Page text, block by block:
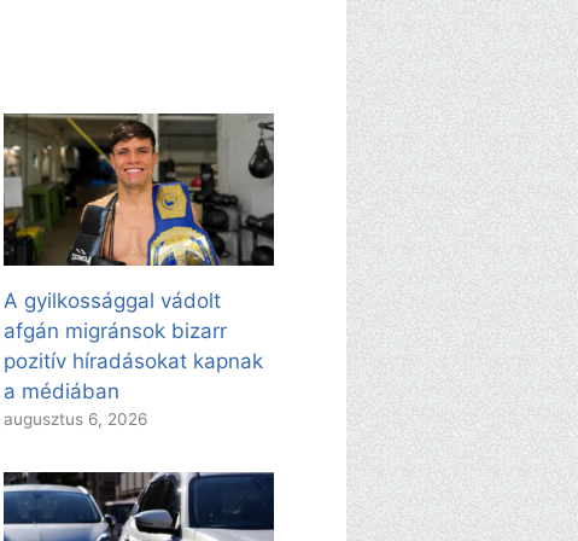
A gyilkossággal vádolt
afgán migránsok bizarr
pozitív híradásokat kapnak
a médiában
augusztus 6, 2026